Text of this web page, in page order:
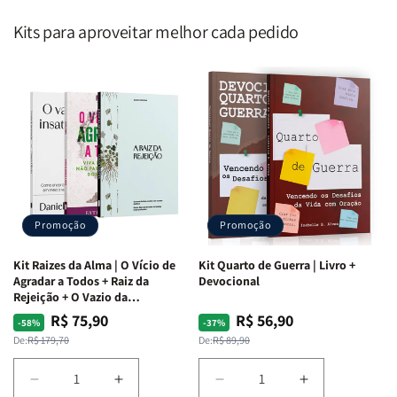
Kits para aproveitar melhor cada pedido
Promoção
Kit Raizes da Alma | O Vício de
Agradar a Todos + Raiz da
Rejeição + O Vazio da
Insatisfação.
-58%
Preço
normal
De:R$ 179,70
Preço
promocional
R$ 75,90
Diminuir
Aumentar
Promoção
Kit Quarto de Guerra | Livro +
Devocional
-37%
Preço
normal
De:R$ 89,90
Preço
promocional
R$ 56,90
Diminuir
Aumentar